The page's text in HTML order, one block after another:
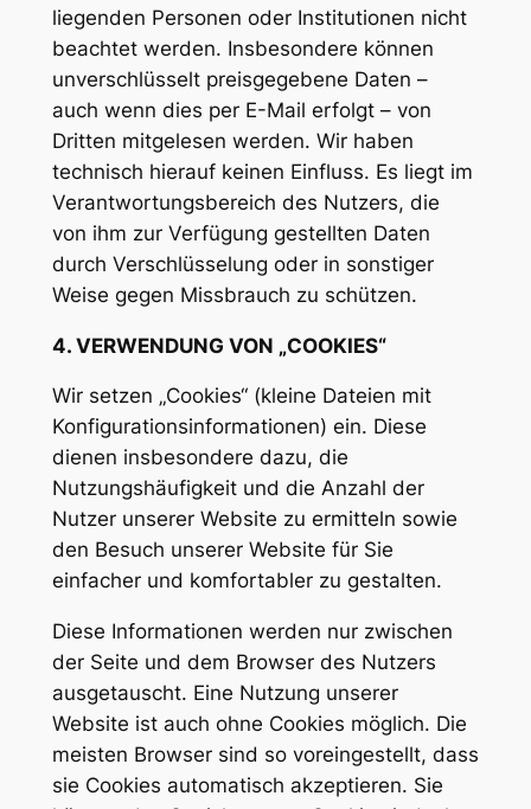
liegenden Personen oder Institutionen nicht
beachtet werden. Insbesondere können
unverschlüsselt preisgegebene Daten –
auch wenn dies per E-Mail erfolgt – von
Dritten mitgelesen werden. Wir haben
technisch hierauf keinen Einfluss. Es liegt im
Verantwortungsbereich des Nutzers, die
von ihm zur Verfügung gestellten Daten
durch Verschlüsselung oder in sonstiger
Weise gegen Missbrauch zu schützen.
4. VERWENDUNG VON „COOKIES“
Wir setzen „Cookies“ (kleine Dateien mit
Konfigurationsinformationen) ein. Diese
dienen insbesondere dazu, die
Nutzungshäufigkeit und die Anzahl der
Nutzer unserer Website zu ermitteln sowie
den Besuch unserer Website für Sie
einfacher und komfortabler zu gestalten.
Diese Informationen werden nur zwischen
der Seite und dem Browser des Nutzers
ausgetauscht. Eine Nutzung unserer
Website ist auch ohne Cookies möglich. Die
meisten Browser sind so voreingestellt, dass
sie Cookies automatisch akzeptieren. Sie